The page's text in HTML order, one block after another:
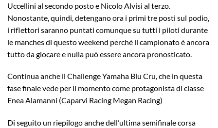
Uccellini al secondo posto e Nicolo Alvisi al terzo.
Nonostante, quindi, detengano ora i primi tre posti sul podio,
i riflettori saranno puntati comunque su tutti i piloti durante
le manches di questo weekend perché il campionato è ancora
tutto da giocare e nulla può essere ancora pronosticato.
Continua anche il Challenge Yamaha Blu Cru, che in questa
fase finale vede per il momento come protagonista di classe
Enea Alamanni (Caparvi Racing Megan Racing)
Di seguito un riepilogo anche dell’ultima semifinale corsa